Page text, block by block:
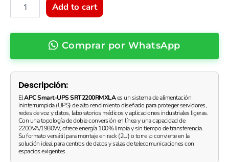
On-
Doble
Conversión
|
|
Montaje
en
Rack
2U
120V
Add to cart
Comprar por WhatsApp
Descripción:
ElAPC Smart-UPS SRT2200RMXLAes un sistema de alimentación
ininterrumpida (UPS) de alto rendimiento diseñado para proteger servidores,
redes de voz y datos, laboratorios médicos y aplicaciones industriales ligeras.
Con una topología de doble conversión en línea y una capacidad de
2200VA/1980W, ofrece energía 100% limpia y sin tiempo de transferencia.
Su formato versátil para montaje en rack (2U) o torre lo convierte en la
solución ideal para centros de datos y salas de telecomunicaciones con
espacios exigentes.